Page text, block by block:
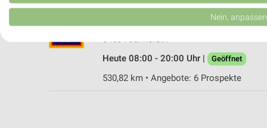
Auf dem Wehrt 13
54584 Jünkerath
Heute 08:00 - 20:00 Uhr |
Geöffnet
530,82 km • Angebote: 6 Prospekte
Erstellung von Profilen für personalisierte Werbung
Erstellung von Profilen zur Personalisierung von Inhalten
Nein, anpassen